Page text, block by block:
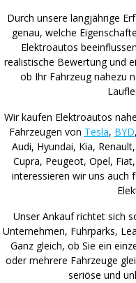
Durch unsere langjährige
genau, welche
Elektroautos
realistische Bewertung und
ob Ihr Fahrzeug nahezu
Wir kaufen Elektroautos
Fahrzeugen von Tesla, BYD
Audi, Hyundai, Kia,
Cupra, Peugeot, Opel,
interessieren wir uns auch
Unser Ankauf richtet sich
Unternehmen, Fuhrparks,
Ganz gleich, ob Sie ein
oder mehrere Fahrzeuge
seriöse und